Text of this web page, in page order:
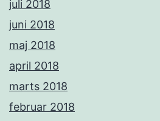
juli 2018
juni 2018
maj 2018
april 2018
marts 2018
februar 2018